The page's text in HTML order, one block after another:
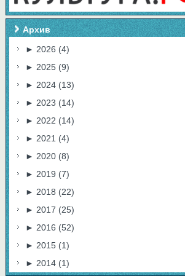
Архив
► 2026 (4)
► 2025 (9)
► 2024 (13)
► 2023 (14)
► 2022 (14)
► 2021 (4)
► 2020 (8)
► 2019 (7)
► 2018 (22)
► 2017 (25)
► 2016 (52)
► 2015 (1)
► 2014 (1)